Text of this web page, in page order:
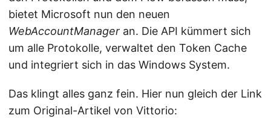
bietet Microsoft nun den neuen
WebAccountManager an. Die API kümmert sich
um alle Protokolle, verwaltet den Token Cache
und integriert sich in das Windows System.
Das klingt alles ganz fein. Hier nun gleich der Link
zum Original-Artikel von Vittorio: